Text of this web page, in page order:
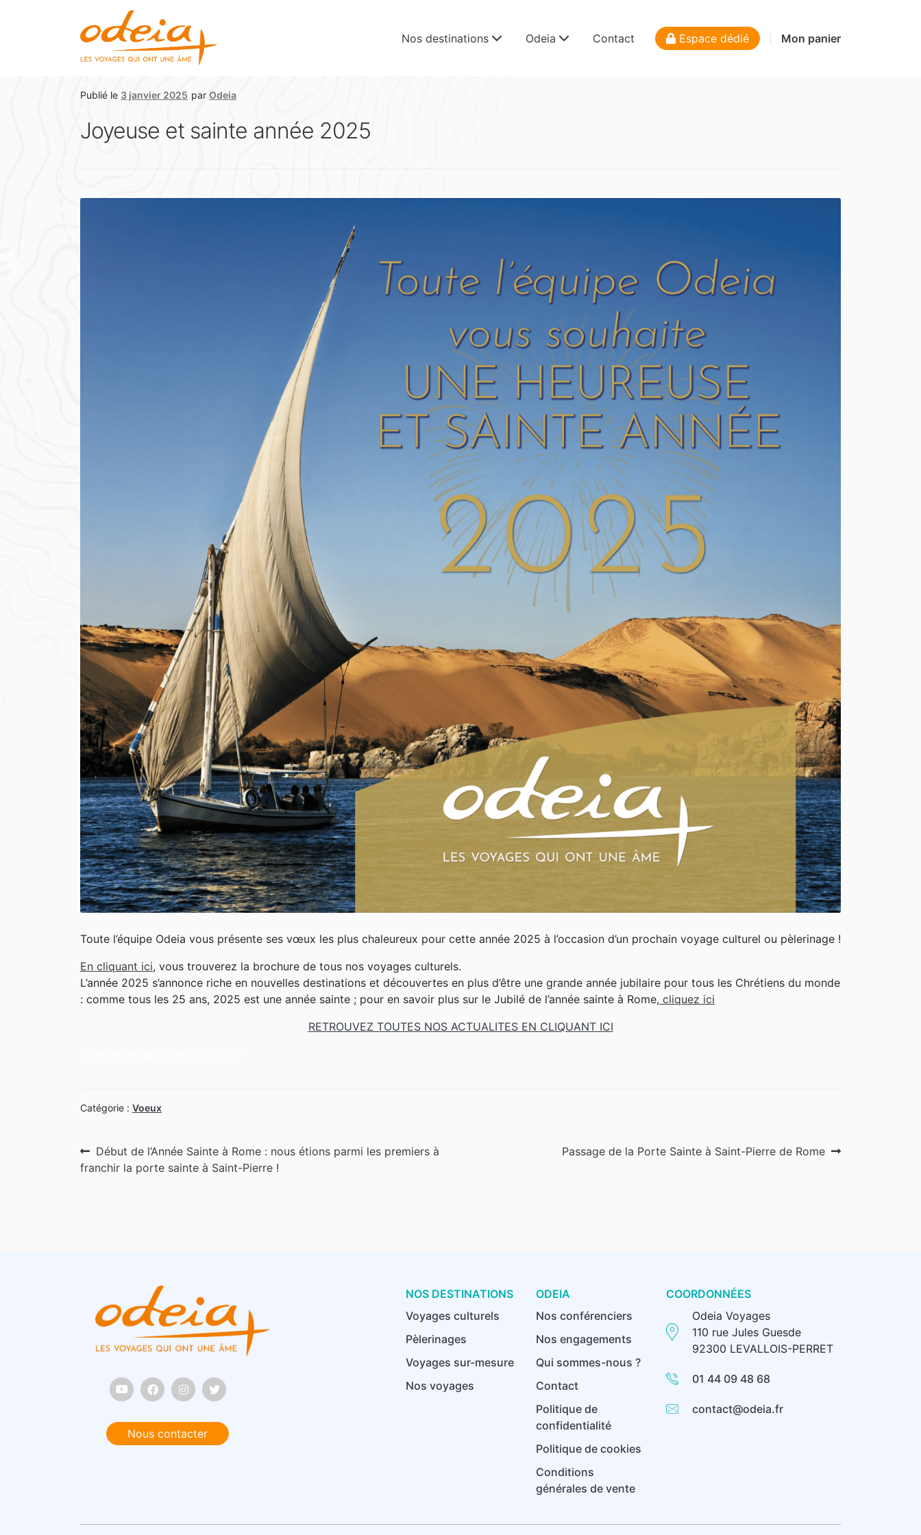
Nos destinations Odeia Contact Espace dédié Mon panier
Publié le 3 janvier 2025 par Odeia
Joyeuse et sainte année 2025
Toute l’équipe Odeia vous présente ses vœux les plus chaleureux pour cette année 2025 à l’occasion d’un prochain voyage culturel ou pèlerinage !
En cliquant ici, vous trouverez la brochure de tous nos voyages culturels.
L’année 2025 s’annonce riche en nouvelles destinations et découvertes en plus d’être une grande année jubilaire pour tous les Chrétiens du monde
: comme tous les 25 ans, 2025 est une année sainte ; pour en savoir plus sur le Jubilé de l’année sainte à Rome, cliquez ici
RETROUVEZ TOUTES NOS ACTUALITES EN CLIQUANT ICI
Catégorie : Voeux
Navigation
de
Article
précédent :
Début de l’Année Sainte à Rome : nous étions parmi les premiers à
franchir la porte sainte à Saint-Pierre !
Article
Passage de la Porte Sainte à Saint-Pierre de Rome
Nous contacter
NOS DESTINATIONS
Voyages culturels
Pèlerinages
Voyages sur-mesure
Nos voyages
ODEIA
Nos conférenciers
Nos engagements
Qui sommes-nous ?
Contact
Politique de
confidentialité
Politique de cookies
Conditions
générales de vente
COORDONNÉES
Odeia Voyages
110 rue Jules Guesde
92300 LEVALLOIS-PERRET
01 44 09 48 68
contact@odeia.fr